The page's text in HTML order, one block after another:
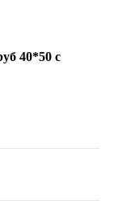
40*50 с